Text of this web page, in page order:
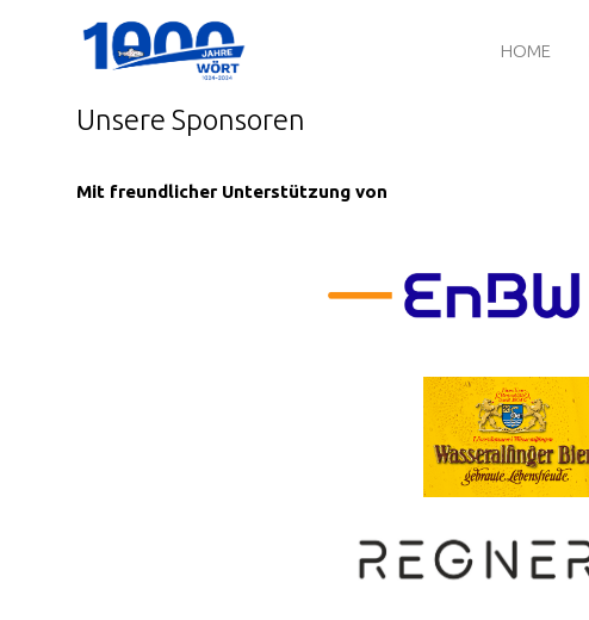
HOME
Unsere Sponsoren
Mit freundlicher Unterstützung von